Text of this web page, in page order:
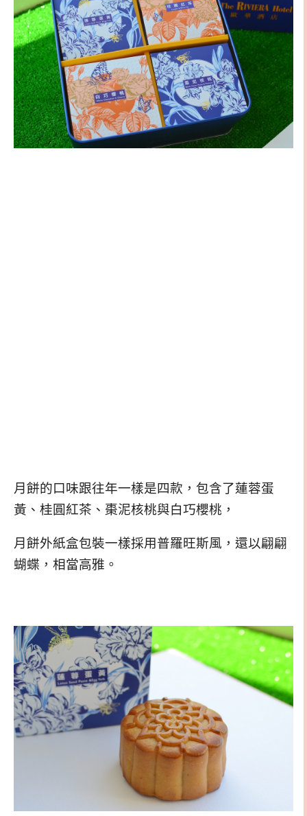
月餅的口味跟往年一樣是四款，包含了蓮蓉蛋
黃、桂圓紅茶、棗泥核桃與白巧櫻桃，
月餅外紙盒包裝一樣採用普羅旺斯風，還以翩翩
蝴蝶，相當高雅。